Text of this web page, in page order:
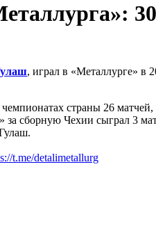
, играл в «Металлурге» в
страны 26
сборную Чехии сыграл 3
t.me/detalimetallurg